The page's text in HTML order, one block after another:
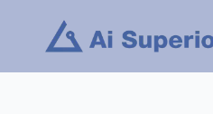
springen